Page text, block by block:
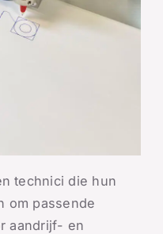
technici die hun
om passende
aandrijf- en